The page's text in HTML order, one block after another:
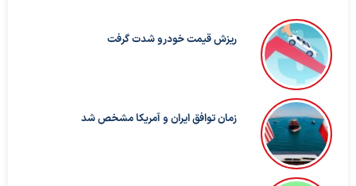
ریزش قیمت خودرو شدت گرفت
زمان توافق ایران و آمریکا مشخص شد